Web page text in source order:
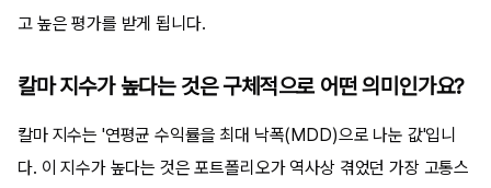
고 높은 평가를 받게 됩니다.
칼마 지수가 높다는 것은 구체적으로 어떤 의미인가요?
칼마 지수는 '연평균 수익률을 최대 낙폭(MDD)으로 나눈 값'입니
다. 이 지수가 높다는 것은 포트폴리오가 역사상 겪었던 가장 고통스